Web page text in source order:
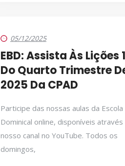
05/12/2025
EBD: Assista Às Lições
Do Quarto Trimestre
2025 Da CPAD
Participe das nossas aulas da Escola
Dominical online, disponíveis através
nosso canal no YouTube. Todos os
domingos,